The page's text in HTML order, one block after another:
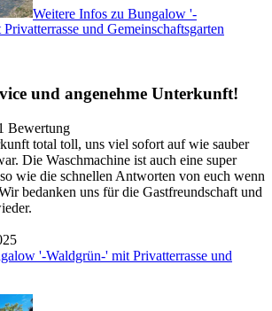
Weitere Infos zu Bungalow '-
und Gemeinschaftsgarten
und angenehme Unterkunft!
Bewertung
total toll, uns viel sofort auf wie sauber
Die Waschmachine ist auch eine super
wie die schnellen Antworten von euch wenn
bedanken uns für die Gastfreundschaft und
'-Waldgrün-' mit Privatterrasse und